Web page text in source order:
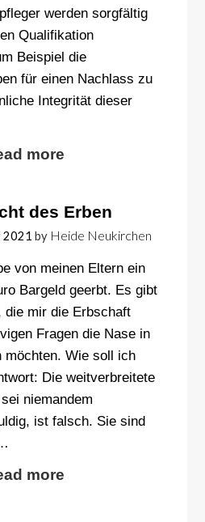
werden sorgfältig
Qualifikation
Beispiel die
für einen Nachlass zu
Integrität dieser
more
des Erben
2021 by Heide Neukirchen
von meinen Eltern ein
Bargeld geerbt. Es gibt
die mir die Erbschaft
Fragen die Nase in
möchten. Wie soll ich
Die weitverbreitete
niemandem
ist falsch. Sie sind
more